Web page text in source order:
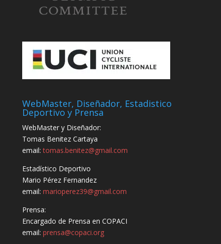
WebMaster, Diseñador, Estadistico
Deportivo y Prensa
WebMaster y Diseñador:
Tomas Benitez Cartaya
email:tomas.benitez@gmail.com
Estadístico Deportivo
Mario Pérez Fernandez
email: marioperez39@gmail.com
Prensa:
Encargado de Prensa en COPACI
email: prensa@copaci.org